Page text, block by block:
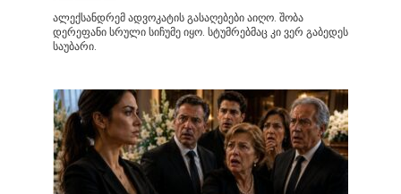
ალექსანდრემ ადვოკატის გასაღებები აიღო. შობა
დერეფანი სრული სიჩუმე იყო. სტუმრებმაც კი ვერ გაბედეს
საუბარი.